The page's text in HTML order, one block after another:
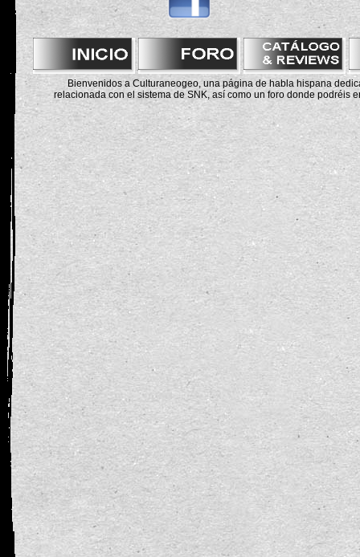
Bienvenidos a Culturaneogeo, una página de habla hispana
relacionada con el sistema de SNK, así como un foro donde podréis